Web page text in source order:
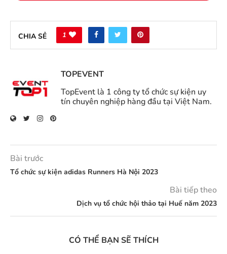
CHIA SẺ 1
TOPEVENT
TopEvent là 1 công ty tổ chức sự kiện uy
tín chuyên nghiệp hàng đầu tại Việt Nam.
Bài trước
Tổ chức sự kiện adidas Runners Hà Nội 2023
Bài tiếp theo
Dịch vụ tổ chức hội thảo tại Huế năm 2023
CÓ THỂ BẠN SẼ THÍCH